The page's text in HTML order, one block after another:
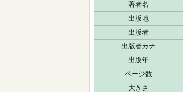
著者名
出版地
出版者
出版者カナ
出版年
ページ数
大きさ